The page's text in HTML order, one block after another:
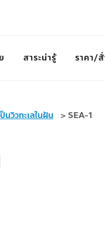
สาระน่ารู้ ราคา/
นวิวทะเลในฝัน >SEA-1